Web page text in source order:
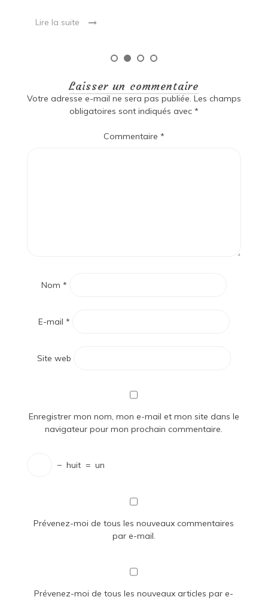
Laisser un commentaire
Votre adresse e-mail ne sera pas publiée. Les champs
obligatoires sont indiqués avec *
Commentaire *
Nom *
E-mail *
Site web
Enregistrer mon nom, mon e-mail et mon site dans le
navigateur pour mon prochain commentaire.
− huit = un
Prévenez-moi de tous les nouveaux commentaires
par e-mail.
Prévenez-moi de tous les nouveaux articles par e-